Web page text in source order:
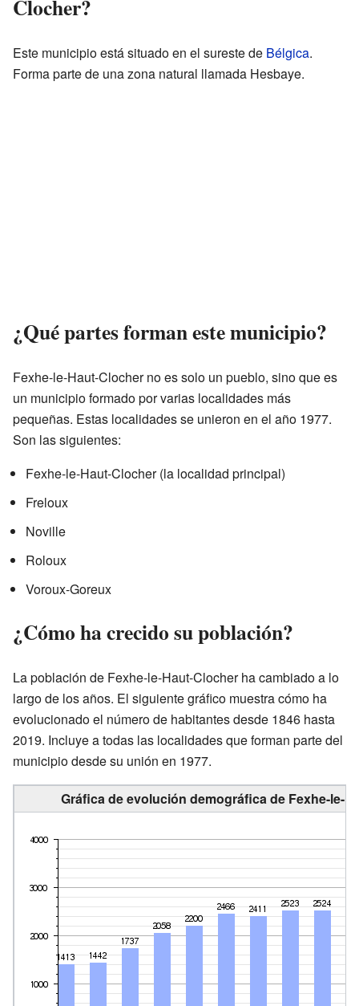
Clocher?
Este municipio está situado en el sureste de Bélgica.
Forma parte de una zona natural llamada Hesbaye.
¿Qué partes forman este municipio?
Fexhe-le-Haut-Clocher no es solo un pueblo, sino que es
un municipio formado por varias localidades más
pequeñas. Estas localidades se unieron en el año 1977.
Son las siguientes:
Fexhe-le-Haut-Clocher (la localidad principal)
Freloux
Noville
Roloux
Voroux-Goreux
¿Cómo ha crecido su población?
La población de Fexhe-le-Haut-Clocher ha cambiado a lo
largo de los años. El siguiente gráfico muestra cómo ha
evolucionado el número de habitantes desde 1846 hasta
2019. Incluye a todas las localidades que forman parte del
municipio desde su unión en 1977.
Gráfica de evolución demográfica de Fexhe-le-